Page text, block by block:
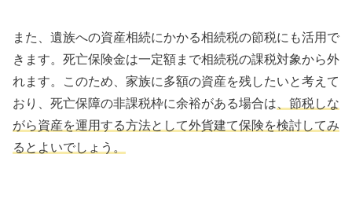
また、遺族への資産相続にかかる相続税の節税にも活用で
きます。死亡保険金は一定額まで相続税の課税対象から外
れます。このため、家族に多額の資産を残したいと考えて
おり、死亡保障の非課税枠に余裕がある場合は 、節税しな
がら資産を運用する方法として外貨建て保険を検討してみ
るとよいでしょう。